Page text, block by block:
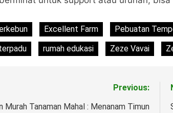
Excellent Farm Pebuatan
rumah edukasi Zeze Vavai
Previous:
Murah Tanaman Mahal : Menanam Timun